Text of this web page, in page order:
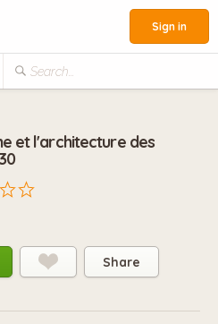
Search...
Sign in
et l'architecture des
Share